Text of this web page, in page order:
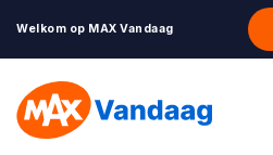
Welkom op MAX Vandaag